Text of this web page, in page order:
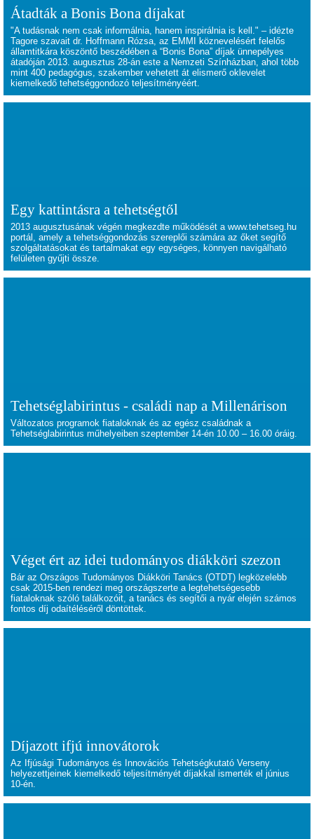
Átadták a Bonis Bona díjakat
"A tudásnak nem csak informálnia, hanem inspirálnia is kell." – idézte
Tagore szavait dr. Hoffmann Rózsa, az EMMI köznevelésért felelős
államtitkára köszöntő beszédében a “Bonis Bona” díjak ünnepélyes
átadóján 2013. augusztus 28-án este a Nemzeti Színházban, ahol több
mint 400 pedagógus, szakember vehetett át elismerő oklevelet
kiemelkedő tehetséggondozó teljesítményéért.
Egy kattintásra a tehetségtől
2013 augusztusának végén megkezdte működését a www.tehetseg.hu
portál, amely a tehetséggondozás szereplői számára az őket segítő
szolgáltatásokat és tartalmakat egy egységes, könnyen navigálható
felületen gyűjti össze.
Tehetséglabirintus - családi nap a Millenárison
Változatos programok fiataloknak és az egész családnak a
Tehetséglabirintus műhelyeiben szeptember 14-én 10.00 – 16.00 óráig.
Véget ért az idei tudományos diákköri szezon
Bár az Országos Tudományos Diákköri Tanács (OTDT) legközelebb
csak 2015-ben rendezi meg országszerte a legtehetségesebb
fiataloknak szóló találkozóit, a tanács és segítői a nyár elején számos
fontos díj odaítéléséről döntöttek.
Díjazott ifjú innovátorok
Az Ifjúsági Tudományos és Innovációs Tehetségkutató Verseny
helyezettjeinek kiemelkedő teljesítményét díjakkal ismerték el június
10-én.